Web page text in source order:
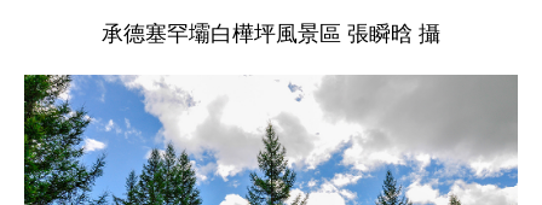
承德塞罕壩白樺坪風景區 張瞬晗 攝